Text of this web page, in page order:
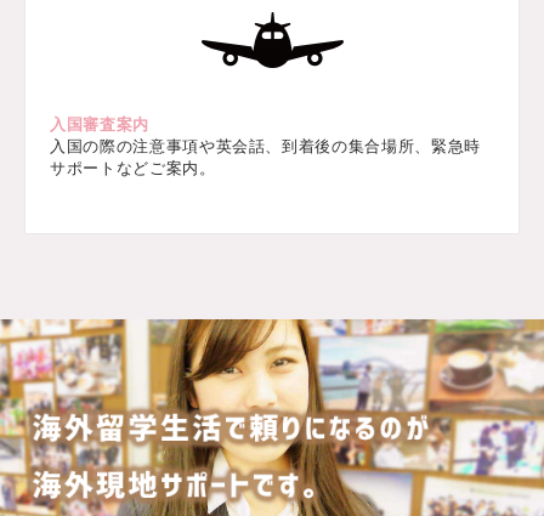
入国審査案内
入国の際の注意事項や英会話、到着後の集合場所、緊急時
サポートなどご案内。